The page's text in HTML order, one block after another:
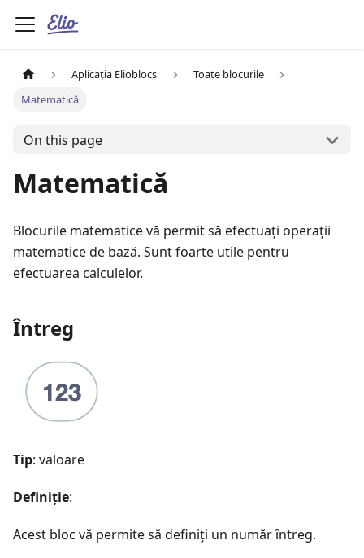
Aplicația Elioblocs
Toate blocurile
Matematică
On this page
Matematică
Blocurile matematice vă permit să efectuați operații
matematice de bază. Sunt foarte utile pentru
efectuarea calculelor.
Întreg
Tip: valoare
Definiție:
Acest bloc vă permite să definiți un număr întreg.